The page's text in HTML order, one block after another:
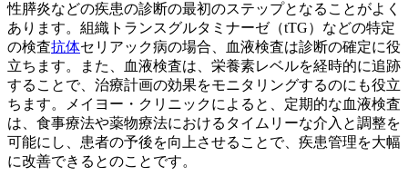
性膵炎などの疾患の診断の最初のステップとなることがよく
あります。組織トランスグルタミナーゼ（tTG）などの特定
の検査抗体セリアック病の場合、血液検査は診断の確定に役
立ちます。また、血液検査は、栄養素レベルを経時的に追跡
することで、治療計画の効果をモニタリングするのにも役立
ちます。メイヨー・クリニックによると、定期的な血液検査
は、食事療法や薬物療法におけるタイムリーな介入と調整を
可能にし、患者の予後を向上させることで、疾患管理を大幅
に改善できるとのことです。